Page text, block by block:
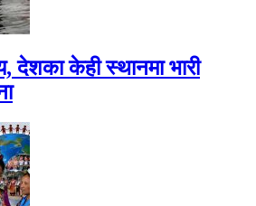
केही स्थानमा भारी